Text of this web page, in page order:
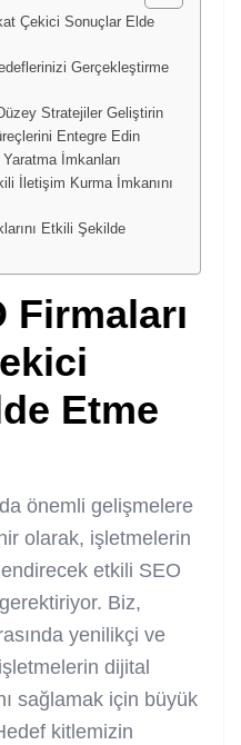
Çekici Sonuçlar Elde
Gerçekleştirme
Stratejiler Geliştirin
Entegre Edin
İmkanları
İletişim Kurma İmkanını
Etkili Şekilde
Firmaları
Etme
önemli gelişmelere
olarak, işletmelerin
etkili SEO
Biz,
yenilikçi ve
dijital
sağlamak için büyük
kitlemizin